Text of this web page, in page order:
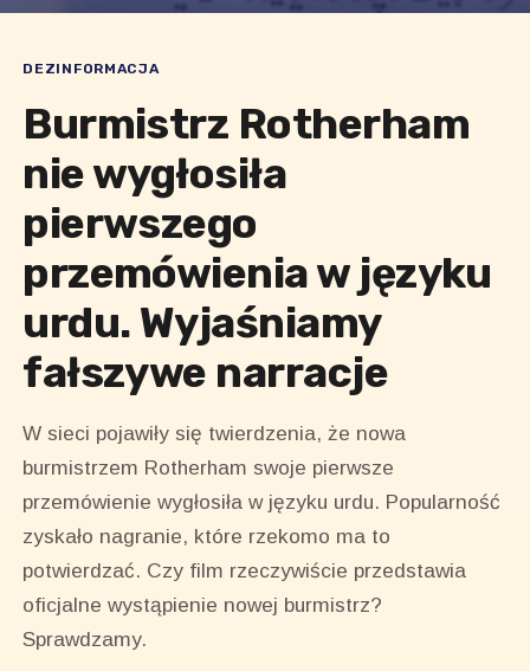
DEZINFORMACJA
Burmistrz Rotherham
nie wygłosiła
pierwszego
przemówienia w języku
urdu. Wyjaśniamy
fałszywe narracje
W sieci pojawiły się twierdzenia, że nowa
burmistrzem Rotherham swoje pierwsze
przemówienie wygłosiła w języku urdu. Popularność
zyskało nagranie, które rzekomo ma to
potwierdzać. Czy film rzeczywiście przedstawia
oficjalne wystąpienie nowej burmistrz?
Sprawdzamy.